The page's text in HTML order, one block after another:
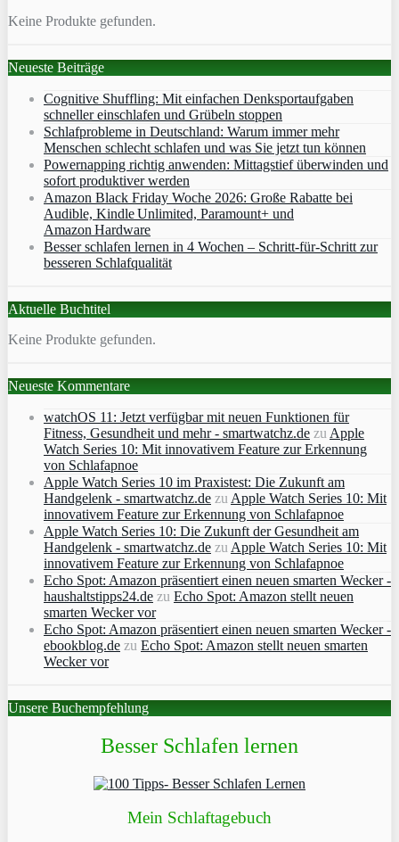
Keine Produkte gefunden.
Neueste Beiträge
Cognitive Shuffling: Mit einfachen Denksportaufgaben
schneller einschlafen und Grübeln stoppen
Schlafprobleme in Deutschland: Warum immer mehr
Menschen schlecht schlafen und was Sie jetzt tun können
Powernapping richtig anwenden: Mittagstief überwinden und
sofort produktiver werden
Amazon Black Friday Woche 2026: Große Rabatte bei
Audible, Kindle Unlimited, Paramount+ und
Amazon Hardware
Besser schlafen lernen in 4 Wochen – Schritt‑für‑Schritt zur
besseren Schlafqualität
Aktuelle Buchtitel
Keine Produkte gefunden.
Neueste Kommentare
watchOS 11: Jetzt verfügbar mit neuen Funktionen für
Fitness, Gesundheit und mehr - smartwatchz.de zu Apple
Watch Series 10: Mit innovativem Feature zur Erkennung
von Schlafapnoe
Apple Watch Series 10 im Praxistest: Die Zukunft am
Handgelenk - smartwatchz.de zu Apple Watch Series 10: Mit
innovativem Feature zur Erkennung von Schlafapnoe
Apple Watch Series 10: Die Zukunft der Gesundheit am
Handgelenk - smartwatchz.de zu Apple Watch Series 10: Mit
innovativem Feature zur Erkennung von Schlafapnoe
Echo Spot: Amazon präsentiert einen neuen smarten Wecker -
haushaltstipps24.de zu Echo Spot: Amazon stellt neuen
smarten Wecker vor
Echo Spot: Amazon präsentiert einen neuen smarten Wecker -
ebookblog.de zu Echo Spot: Amazon stellt neuen smarten
Wecker vor
Unsere Buchempfehlung
Besser Schlafen lernen
Mein Schlaftagebuch